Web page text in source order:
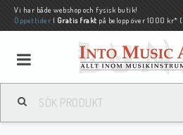
Vi har både webshop och fysisk butik!
Öppettider | Gratis frakt på belopp över 1000 kr* (